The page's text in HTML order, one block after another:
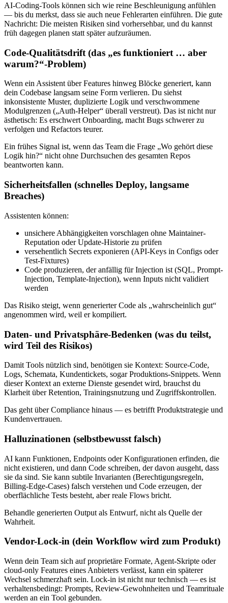
AI-Coding-Tools können sich wie reine Beschleunigung anfühlen
— bis du merkst, dass sie auch neue Fehlerarten einführen. Die gute
Nachricht: Die meisten Risiken sind vorhersehbar, und du kannst
früh dagegen planen statt später aufzuräumen.
Code-Qualitätsdrift (das „es funktioniert … aber
warum?“-Problem)
Wenn ein Assistent über Features hinweg Blöcke generiert, kann
dein Codebase langsam seine Form verlieren. Du siehst
inkonsistente Muster, duplizierte Logik und verschwommene
Modulgrenzen („Auth-Helper“ überall verstreut). Das ist nicht nur
ästhetisch: Es erschwert Onboarding, macht Bugs schwerer zu
verfolgen und Refactors teurer.
Ein frühes Signal ist, wenn das Team die Frage „Wo gehört diese
Logik hin?“ nicht ohne Durchsuchen des gesamten Repos
beantworten kann.
Sicherheitsfallen (schnelles Deploy, langsame
Breaches)
Assistenten können:
unsichere Abhängigkeiten vorschlagen ohne Maintainer-
Reputation oder Update-Historie zu prüfen
versehentlich Secrets exponieren (API-Keys in Configs oder
Test-Fixtures)
Code produzieren, der anfällig für Injection ist (SQL, Prompt-
Injection, Template-Injection), wenn Inputs nicht validiert
werden
Das Risiko steigt, wenn generierter Code als „wahrscheinlich gut“
angenommen wird, weil er kompiliert.
Daten- und Privatsphäre-Bedenken (was du teilst,
wird Teil des Risikos)
Damit Tools nützlich sind, benötigen sie Kontext: Source-Code,
Logs, Schemata, Kundentickets, sogar Produktions-Snippets. Wenn
dieser Kontext an externe Dienste gesendet wird, brauchst du
Klarheit über Retention, Trainingsnutzung und Zugriffskontrollen.
Das geht über Compliance hinaus — es betrifft Produktstrategie und
Kundenvertrauen.
Halluzinationen (selbstbewusst falsch)
AI kann Funktionen, Endpoints oder Konfigurationen erfinden, die
nicht existieren, und dann Code schreiben, der davon ausgeht, dass
sie da sind. Sie kann subtile Invarianten (Berechtigungsregeln,
Billing-Edge-Cases) falsch verstehen und Code erzeugen, der
oberflächliche Tests besteht, aber reale Flows bricht.
Behandle generierten Output als Entwurf, nicht als Quelle der
Wahrheit.
Vendor-Lock-in (dein Workflow wird zum Produkt)
Wenn dein Team sich auf proprietäre Formate, Agent-Skripte oder
cloud-only Features eines Anbieters verlässt, kann ein späterer
Wechsel schmerzhaft sein. Lock-in ist nicht nur technisch — es ist
verhaltensbedingt: Prompts, Review-Gewohnheiten und Teamrituale
werden an ein Tool gebunden.